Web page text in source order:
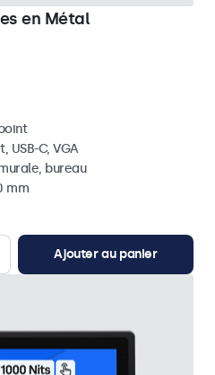
en Métal
USB-C, VGA
bureau
mm
Ajouter au panier